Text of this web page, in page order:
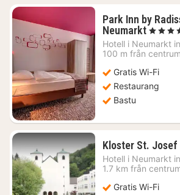
Park Inn by
Neumarkt1
natt
från
kr.
, 4
Hotell i Neumarkt
100 m från centrum
Gratis Wi-Fi
Restaurang
Bastu
Kloster St. Josef1
Hotell i Neumarkt
1.7 km från
Gratis Wi-Fi